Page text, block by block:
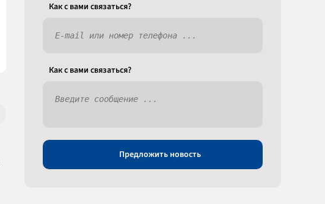
Как c вами связаться?
Как c вами связаться?
Предложить новость